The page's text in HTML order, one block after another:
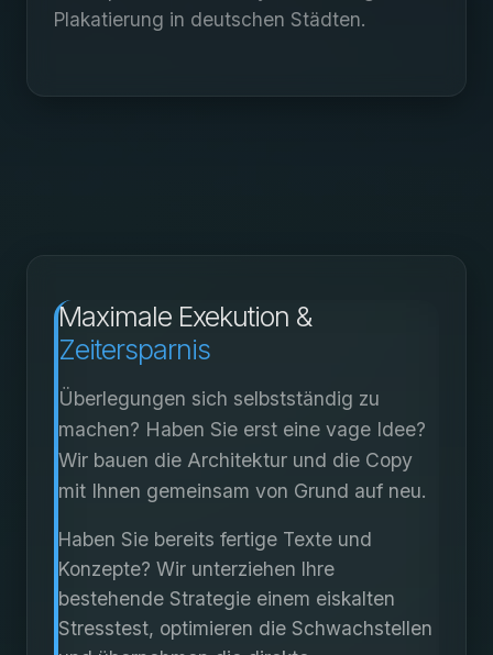
Plakatierung in deutschen Städten.
Maximale Exekution &
Zeitersparnis
Überlegungen sich selbstständig zu
machen? Haben Sie erst eine vage Idee?
Wir bauen die Architektur und die Copy
mit Ihnen gemeinsam von Grund auf neu.
Haben Sie bereits fertige Texte und
Konzepte? Wir unterziehen Ihre
bestehende Strategie einem eiskalten
Stresstest, optimieren die Schwachstellen